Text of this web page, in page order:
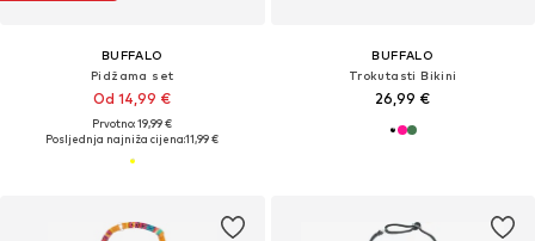
BUFFALO
Pidžama set
Od 14,99 €
Prvotno: 19,99 €
Posljednja najniža cijena:11,99 €
BUFFALO
Trokutasti Bikini
26,99 €